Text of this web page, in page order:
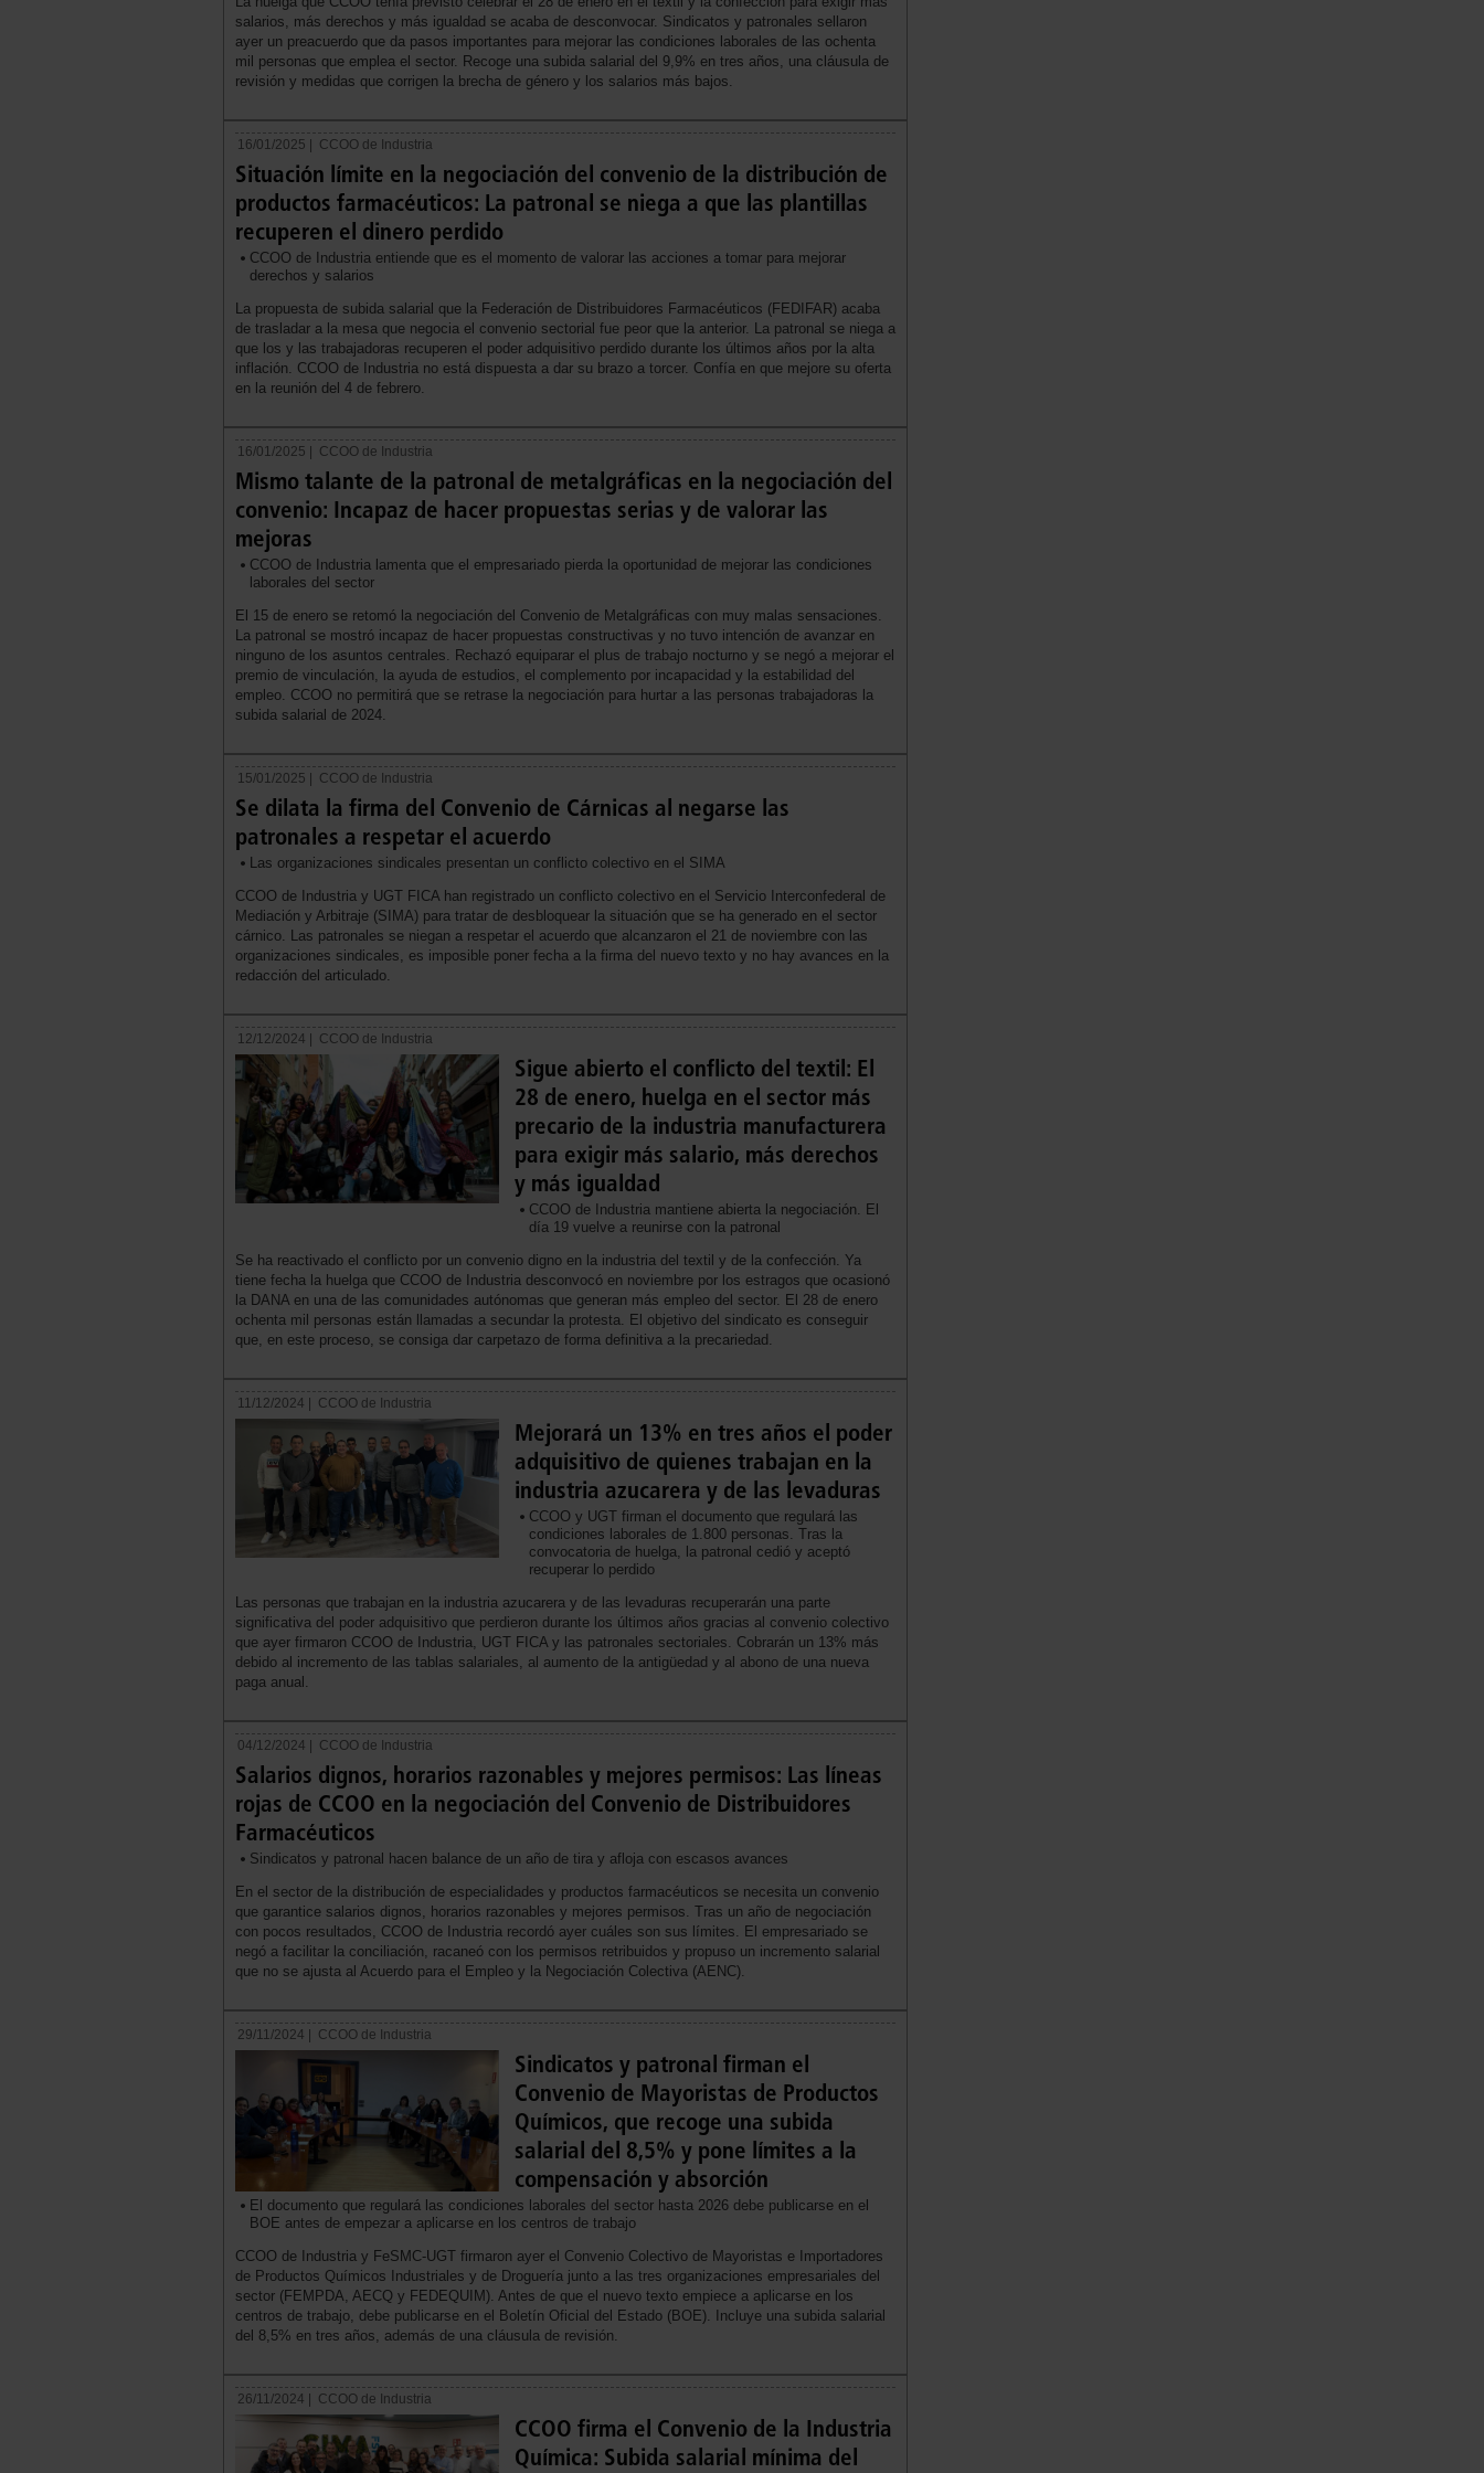
salarios, más derechos y más igualdad se acaba de desconvocar. Sindicatos y patronales sellaron
ayer un preacuerdo que da pasos importantes para mejorar las condiciones laborales de las ochenta
mil personas que emplea el sector. Recoge una subida salarial del 9,9% en tres años, una cláusula de
revisión y medidas que corrigen la brecha de género y los salarios más bajos.
16/01/2025 | CCOO de Industria
Situación límite en la negociación del convenio de la distribución de
productos farmacéuticos: La patronal se niega a que las plantillas
recuperen el dinero perdido
CCOO de Industria entiende que es el momento de valorar las acciones a tomar para mejorar
derechos y salarios
La propuesta de subida salarial que la Federación de Distribuidores Farmacéuticos (FEDIFAR) acaba
de trasladar a la mesa que negocia el convenio sectorial fue peor que la anterior. La patronal se niega a
que los y las trabajadoras recuperen el poder adquisitivo perdido durante los últimos años por la alta
inflación. CCOO de Industria no está dispuesta a dar su brazo a torcer. Confía en que mejore su oferta
en la reunión del 4 de febrero.
16/01/2025 | CCOO de Industria
Mismo talante de la patronal de metalgráficas en la negociación del
convenio: Incapaz de hacer propuestas serias y de valorar las
mejoras
CCOO de Industria lamenta que el empresariado pierda la oportunidad de mejorar las condiciones
laborales del sector
El 15 de enero se retomó la negociación del Convenio de Metalgráficas con muy malas sensaciones.
La patronal se mostró incapaz de hacer propuestas constructivas y no tuvo intención de avanzar en
ninguno de los asuntos centrales. Rechazó equiparar el plus de trabajo nocturno y se negó a mejorar el
premio de vinculación, la ayuda de estudios, el complemento por incapacidad y la estabilidad del
empleo. CCOO no permitirá que se retrase la negociación para hurtar a las personas trabajadoras la
subida salarial de 2024.
15/01/2025 | CCOO de Industria
Se dilata la firma del Convenio de Cárnicas al negarse las
patronales a respetar el acuerdo
Las organizaciones sindicales presentan un conflicto colectivo en el SIMA
CCOO de Industria y UGT FICA han registrado un conflicto colectivo en el Servicio Interconfederal de
Mediación y Arbitraje (SIMA) para tratar de desbloquear la situación que se ha generado en el sector
cárnico. Las patronales se niegan a respetar el acuerdo que alcanzaron el 21 de noviembre con las
organizaciones sindicales, es imposible poner fecha a la firma del nuevo texto y no hay avances en la
redacción del articulado.
12/12/2024 | CCOO de Industria
Sigue abierto el conflicto del textil: El
28 de enero, huelga en el sector más
precario de la industria manufacturera
para exigir más salario, más derechos
y más igualdad
CCOO de Industria mantiene abierta la negociación. El
día 19 vuelve a reunirse con la patronal
Se ha reactivado el conflicto por un convenio digno en la industria del textil y de la confección. Ya
tiene fecha la huelga que CCOO de Industria desconvocó en noviembre por los estragos que ocasionó
la DANA en una de las comunidades autónomas que generan más empleo del sector. El 28 de enero
ochenta mil personas están llamadas a secundar la protesta. El objetivo del sindicato es conseguir
que, en este proceso, se consiga dar carpetazo de forma definitiva a la precariedad.
11/12/2024 | CCOO de Industria
Mejorará un 13% en tres años el poder
adquisitivo de quienes trabajan en la
industria azucarera y de las levaduras
CCOO y UGT firman el documento que regulará las
condiciones laborales de 1.800 personas. Tras la
convocatoria de huelga, la patronal cedió y aceptó
recuperar lo perdido
Las personas que trabajan en la industria azucarera y de las levaduras recuperarán una parte
significativa del poder adquisitivo que perdieron durante los últimos años gracias al convenio colectivo
que ayer firmaron CCOO de Industria, UGT FICA y las patronales sectoriales. Cobrarán un 13% más
debido al incremento de las tablas salariales, al aumento de la antigüedad y al abono de una nueva
paga anual.
04/12/2024 | CCOO de Industria
Salarios dignos, horarios razonables y mejores permisos: Las líneas
rojas de CCOO en la negociación del Convenio de Distribuidores
Farmacéuticos
Sindicatos y patronal hacen balance de un año de tira y afloja con escasos avances
En el sector de la distribución de especialidades y productos farmacéuticos se necesita un convenio
que garantice salarios dignos, horarios razonables y mejores permisos. Tras un año de negociación
con pocos resultados, CCOO de Industria recordó ayer cuáles son sus límites. El empresariado se
negó a facilitar la conciliación, racaneó con los permisos retribuidos y propuso un incremento salarial
que no se ajusta al Acuerdo para el Empleo y la Negociación Colectiva (AENC).
29/11/2024 | CCOO de Industria
Sindicatos y patronal firman el
Convenio de Mayoristas de Productos
Químicos, que recoge una subida
salarial del 8,5% y pone límites a la
compensación y absorción
El documento que regulará las condiciones laborales del sector hasta 2026 debe publicarse en el
BOE antes de empezar a aplicarse en los centros de trabajo
CCOO de Industria y FeSMC-UGT firmaron ayer el Convenio Colectivo de Mayoristas e Importadores
de Productos Químicos Industriales y de Droguería junto a las tres organizaciones empresariales del
sector (FEMPDA, AECQ y FEDEQUIM). Antes de que el nuevo texto empiece a aplicarse en los
centros de trabajo, debe publicarse en el Boletín Oficial del Estado (BOE). Incluye una subida salarial
del 8,5% en tres años, además de una cláusula de revisión.
26/11/2024 | CCOO de Industria
CCOO firma el Convenio de la Industria
Química: Subida salarial mínima del